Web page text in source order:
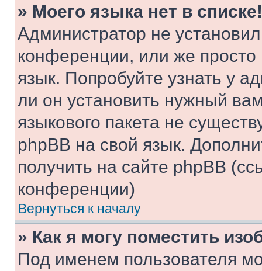
» Моего языка нет в списке!
Администратор не
конференции, или же
язык. Попробуйте узнать у
ли он установить нужный
языкового пакета не
phpBB на свой язык.
получить на сайте phpBB
конференции)
Вернуться к началу
» Как я могу поместить
Под именем пользователя